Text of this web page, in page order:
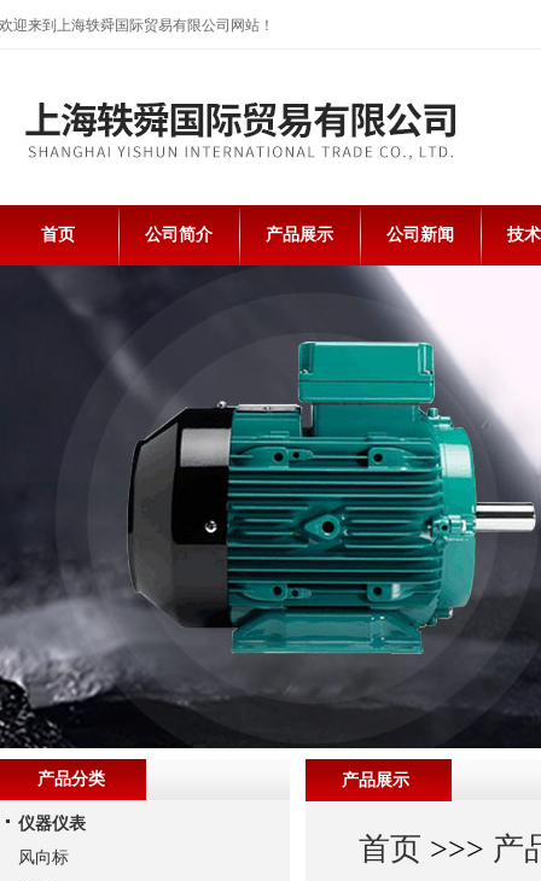
欢迎来到上海轶舜国际贸易有限公司网站！
首页 公司简介 产品展示 公司新闻 技
产品展示
首页 >>> 产
产品分类
仪器仪表
风向标